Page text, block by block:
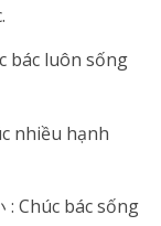
bác luôn sống
nhiều hạnh
: Chúc bác sống